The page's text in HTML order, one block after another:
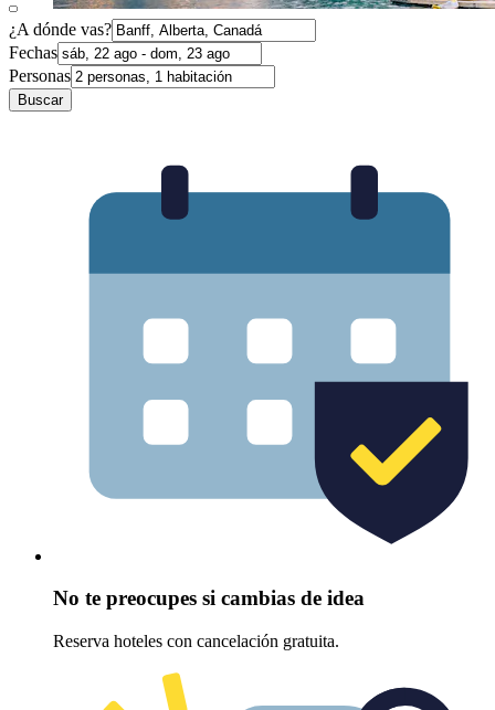
¿A dónde vas?
Fechas
Personas
Buscar
No te preocupes si cambias de idea
Reserva hoteles con cancelación gratuita.